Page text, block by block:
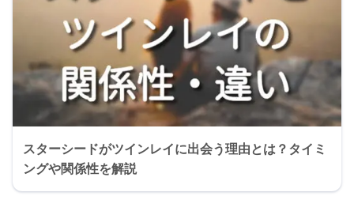
スターシードがツインレイに出会う理由とは？タイミ
ングや関係性を解説